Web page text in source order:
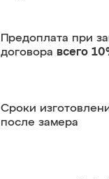
Предоплата при
договора всего
Сроки
после замера